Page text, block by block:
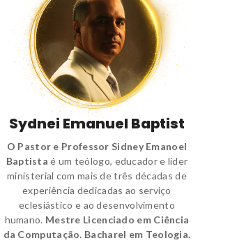
Sydnei Emanuel Baptist
O Pastor e Professor Sidney Emanoel
Baptista é um teólogo, educador e líder
ministerial com mais de três décadas de
experiência dedicadas ao serviço
eclesiástico e ao desenvolvimento
humano. Mestre Licenciado em Ciência
da Computação. Bacharel em Teologia.